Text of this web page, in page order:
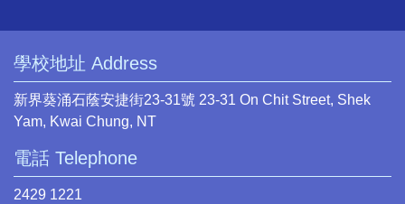
學校地址 Address
新界葵涌石蔭安捷街23-31號 23-31 On Chit Street, Shek
Yam, Kwai Chung, NT
電話 Telephone
2429 1221